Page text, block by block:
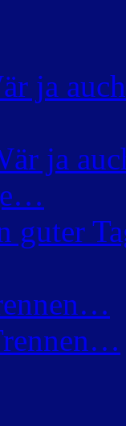
ja
ja
guter